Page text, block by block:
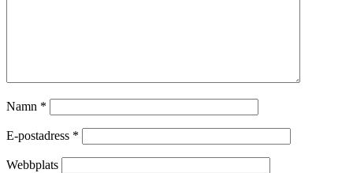
Namn *
E-postadress *
Webbplats